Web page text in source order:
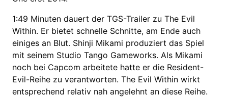
1:49 Minuten dauert der TGS-Trailer zu The Evil
Within. Er bietet schnelle Schnitte, am Ende auch
einiges an Blut. Shinji Mikami produziert das Spiel
mit seinem Studio Tango Gameworks. Als Mikami
noch bei Capcom arbeitete hatte er die Resident-
Evil-Reihe zu verantworten. The Evil Within wirkt
entsprechend relativ nah angelehnt an diese Reihe.